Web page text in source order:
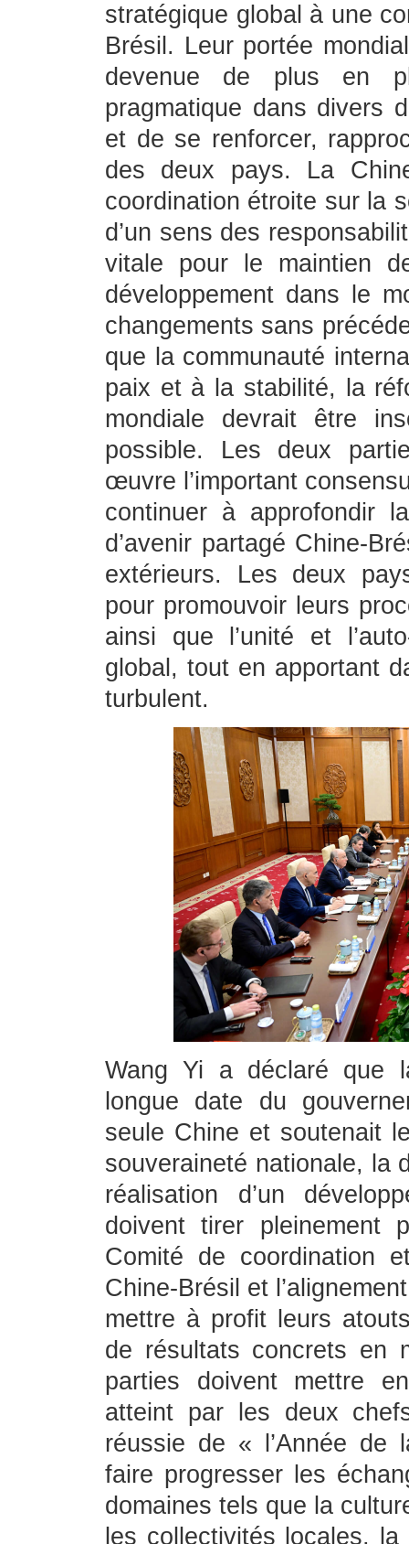
stratégique global à une
Brésil. Leur portée
devenue de plus en
pragmatique dans divers
et de se renforcer,
des deux pays. La
coordination étroite sur la
d’un sens des
vitale pour le maintien
développement dans le
changements sans
que la communauté
paix et à la stabilité, la
mondiale devrait être
possible. Les deux
œuvre l’important
continuer à approfondir
d’avenir partagé Chine-
extérieurs. Les deux
pour promouvoir leurs
ainsi que l’unité et
global, tout en apportant
turbulent.
Wang Yi a déclaré que
longue date du
seule Chine et soutenait
souveraineté nationale, la
réalisation d’un
doivent tirer pleinement
Comité de coordination
Chine-Brésil et
mettre à profit leurs
de résultats concrets en
parties doivent mettre
atteint par les deux
réussie de « l’Année de
faire progresser les
domaines tels que la
les collectivités locales,